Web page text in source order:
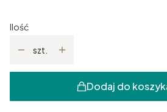
Ilość
szt.
Dodaj do